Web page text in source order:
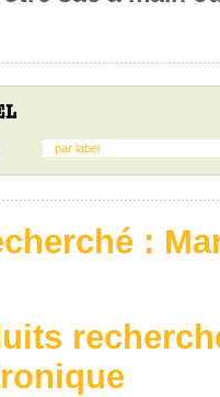
par label
: